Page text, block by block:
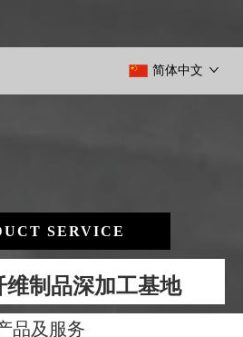
简体中文
SERVICE
维制品深加工基地
品及服务